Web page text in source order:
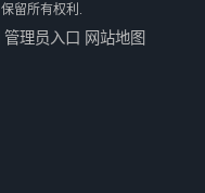
保留所有权利.
管理员入口 网站地图